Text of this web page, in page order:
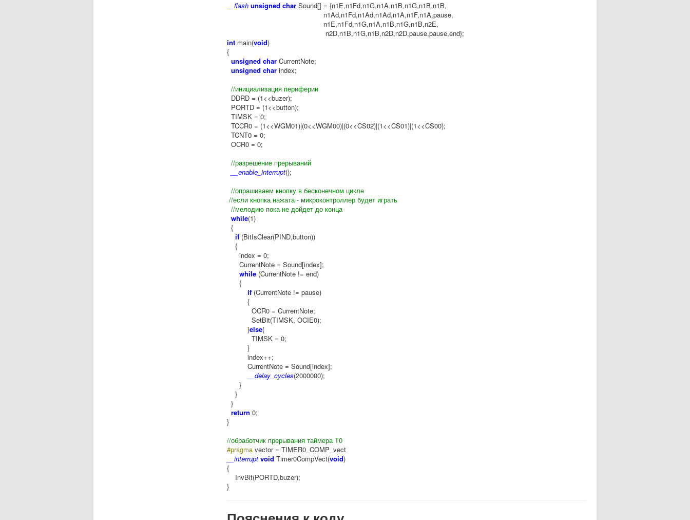
__flash unsigned char Sound[] = {n1E,n1Fd,n1G,n1A,n1B,n1G,n1B,n1B,
n1Ad,n1Fd,n1Ad,n1Ad,n1A,n1F,n1A,pause,
n1E,n1Fd,n1G,n1A,n1B,n1G,n1B,n2E,
n2D,n1B,n1G,n1B,n2D,n2D,pause,pause,end};
int main(void)
{
unsigned char CurrentNote;
unsigned char index;
//инициализация периферии
DDRD = (1<<buzer);
PORTD = (1<<button);
TIMSK = 0;
TCCR0 = (1<<WGM01)|(0<<WGM00)|(0<<CS02)|(1<<CS01)|(1<<CS00);
TCNT0 = 0;
OCR0 = 0;
//разрешение прерываний
__enable_interrupt();
//опрашиваем кнопку в бесконечном цикле
//если кнопка нажата - микроконтроллер будет играть
//мелодию пока не дойдет до конца
while(1)
{
if (BitIsClear(PIND,button))
{
index = 0;
CurrentNote = Sound[index];
while (CurrentNote != end)
{
if (CurrentNote != pause)
{
OCR0 = CurrentNote;
SetBit(TIMSK, OCIE0);
}else{
TIMSK = 0;
}
index++;
CurrentNote = Sound[index];
__delay_cycles(2000000);
}
}
}
return 0;
}
//обработчик прерывания таймера Т0
#pragma vector = TIMER0_COMP_vect
__interrupt void Timer0CompVect(void)
{
InvBit(PORTD,buzer);
}